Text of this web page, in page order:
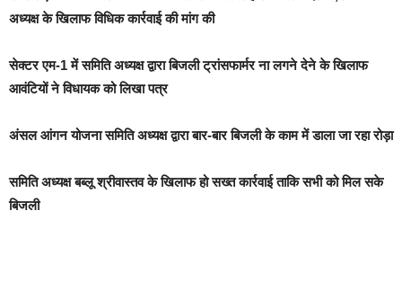
अध्यक्ष के खिलाफ विधिक कार्रवाई की मांग की
सेक्टर एम-1 में समिति अध्यक्ष द्वारा बिजली ट्रांसफार्मर ना लगने देने के खिलाफ
आवंटियों ने विधायक को लिखा पत्र
अंसल आंगन योजना समिति अध्यक्ष द्वारा बार-बार बिजली के काम में डाला जा रहा रोड़ा
समिति अध्यक्ष बब्लू श्रीवास्तव के खिलाफ हो सख्त कार्रवाई ताकि सभी को मिल सके
बिजली